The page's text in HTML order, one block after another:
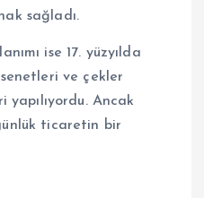
sağladı.
ise 17. yüzyılda
ve çekler
yapılıyordu. Ancak
ticaretin bir